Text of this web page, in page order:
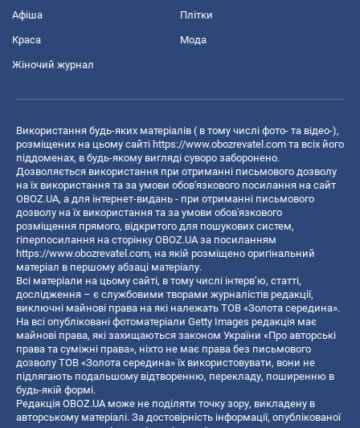
Афіша Плітки
Краса Мода
Жіночий журнал
Використання будь-яких матеріалів ( в тому числі фото- та відео-),
розміщених на цьому сайті https://www.obozrevatel.com та всіх його
піддоменах, в будь-якому вигляді суворо заборонено.
Дозволяється використання при отриманні письмового дозволу
на їх використання та за умови обов'язкового посилання на сайт
OBOZ.UA, а для інтернет-видань - при отриманні письмового
дозволу на їх використання та за умови обов'язкового
розміщення прямого, відкритого для пошукових систем,
гіперпосилання на сторінку OBOZ.UA за посиланням
https://www.obozrevatel.com, на якій розміщено оригінальний
матеріал в першому абзаці матеріалу.
Всі матеріали на цьому сайті, в тому числі інтерв’ю, статті,
дослідження – є службовими творами журналістів редакції,
виключні майнові права на які належать ТОВ «Золота середина».
На всі опубліковані фотоматеріали Getty Images редакція має
майнові права, які захищаються законом України «Про авторські
права та суміжні права», ніхто не має права без письмового
дозволу ТОВ «Золота середина» їх використовувати, вони не
підлягають подальшому відтворенню, перекладу, поширенню в
будь-якій формі.
Редакція OBOZ.UA може не поділяти точку зору, викладену в
авторському матеріалі. За достовірність інформації, опублікованої